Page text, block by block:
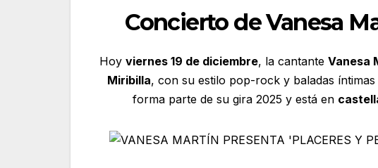
Concierto de Vanesa
Hoyviernes 19 de diciembre, la cantanteVanesa
Miribilla, con su estilo pop-rock y baladas
forma parte de su gira 2025 y está en